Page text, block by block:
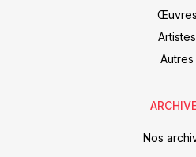
Œuvres
Artistes
Autres
Nos